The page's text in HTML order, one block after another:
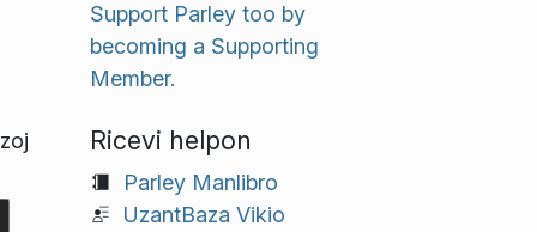
Support Parley too by
becoming a Supporting
Member.
Ricevi helpon
Parley Manlibro
UzantBaza Vikio